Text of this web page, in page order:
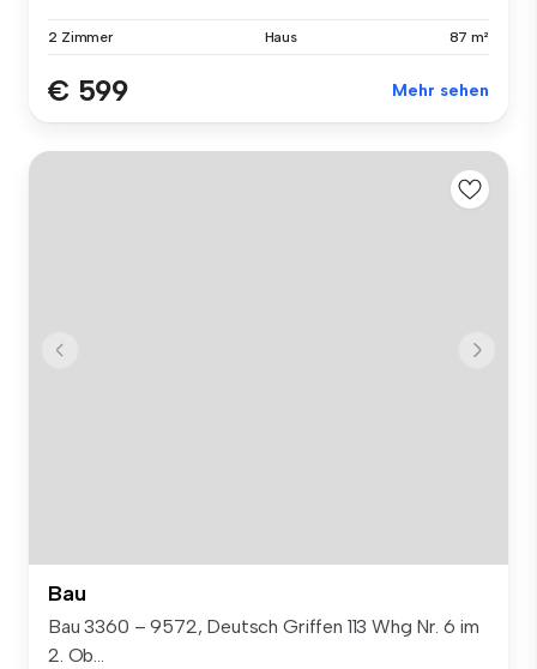
2 Zimmer Haus 87 m²
€ 599 Mehr sehen
Bau
Bau 3360 – 9572, Deutsch Griffen 113 Whg Nr. 6 im
2. Ob...